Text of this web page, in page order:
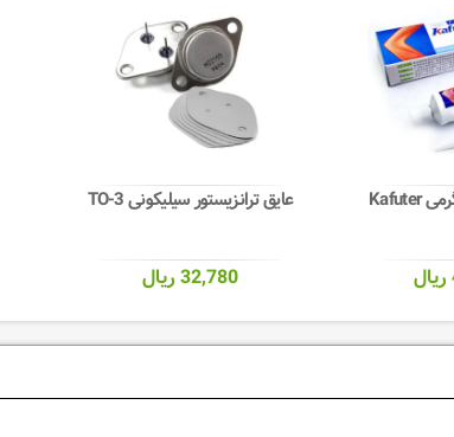
عایق ترانزیستور سیلیکونی TO-3
32,780 ریال